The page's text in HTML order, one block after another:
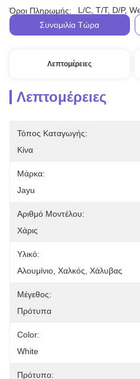
Όροι Πληρωμής:
L/C, T/T, D/P,
Συνομιλία Τώρα
Λεπτομέρειες
Λεπτομέρειες
Τόπος Καταγωγής:
Κίνα
Μάρκα:
Jayu
Αριθμό Μοντέλου:
Χάρις
Υλικό:
Αλουμίνιο, Χαλκός, Χάλυβας
Μέγεθος:
Πρότυπα
Color:
White
Πρότυπο: